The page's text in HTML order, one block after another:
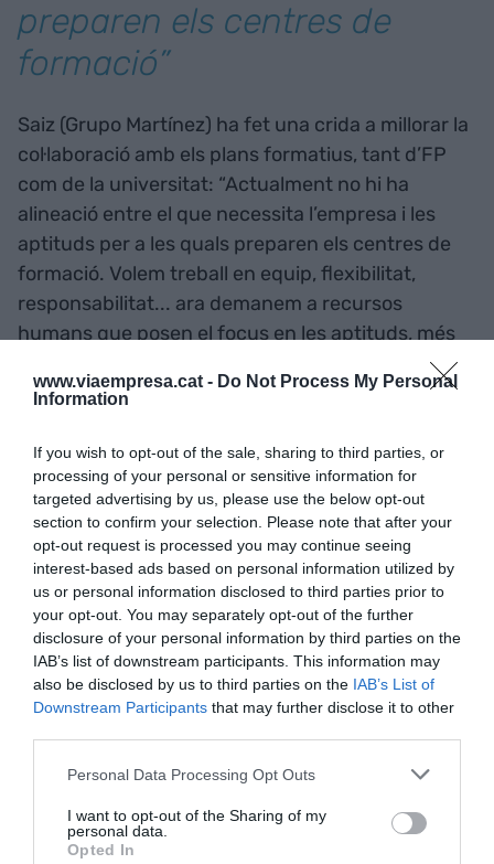
www.viaempresa.cat - Do Not Process My Personal
Information
If you wish to opt-out of the sale, sharing to third parties, or
processing of your personal or sensitive information for
targeted advertising by us, please use the below opt-out
section to confirm your selection. Please note that after your
opt-out request is processed you may continue seeing
interest-based ads based on personal information utilized by
us or personal information disclosed to third parties prior to
your opt-out. You may separately opt-out of the further
disclosure of your personal information by third parties on the
IAB’s list of downstream participants. This information may
also be disclosed by us to third parties on the IAB’s List of
Downstream Participants that may further disclose it to other
Personal Data Processing Opt Outs
I want to opt-out of the Sharing of my
personal data.
Opted In
preparen els centres de
formació”
Saiz (Grupo Martínez) ha fet una crida a millorar la
col·laboració amb els plans formatius, tant d’FP
com de la universitat: “Actualment no hi ha
alineació entre el que necessita l’empresa i les
aptituds per a les quals preparen els centres de
formació. Volem treball en equip, flexibilitat,
responsabilitat... ara demanem a recursos
humans que posen el focus en les aptituds, més
ElMapa del talent a Espanyaestà fet a partir de
52 indicadors que s’agrupen en sis pilars
fonamentals que condicionen el talent de cada
regió: facilitar (entorn regulador, de mercat),
atraure (apertura externa i interna), créixer
(educació formal i no formal), retenir
(sostenibilitat, estil de vida), capacitats
(qualificacions de nivell mitjà, ocupabilitat) i
Índex de Talent. Rànquing global per CC.AA.
2017 (puntuació)